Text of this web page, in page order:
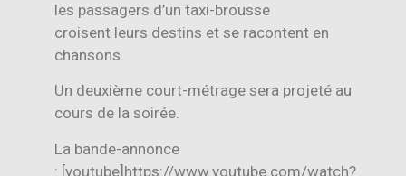
les passagers d’un taxi-brousse
croisent leurs destins et se racontent en
chansons.
Un deuxième court-métrage sera projeté au
cours de la soirée.
La bande-annonce
: [youtube]https://www.youtube.com/watch?